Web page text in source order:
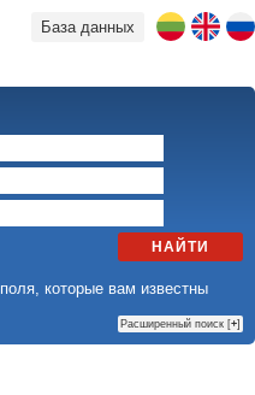
База данных
НАЙТИ
которые вам известны
Расширенный поиск [+]